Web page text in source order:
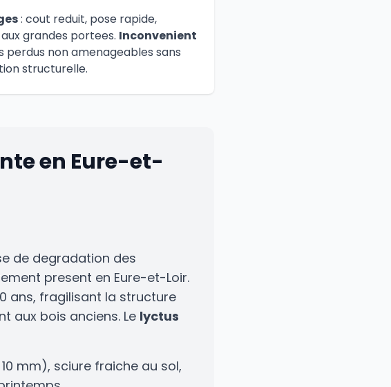
: cout reduit, pose rapide,
grandes portees. Inconvenient
perdus non amenageables sans
structurelle.
en Eure-et-
de degradation des
present en Eure-et-Loir.
ans, fragilisant la structure
aux bois anciens. Le lyctus
mm), sciure fraiche au sol,